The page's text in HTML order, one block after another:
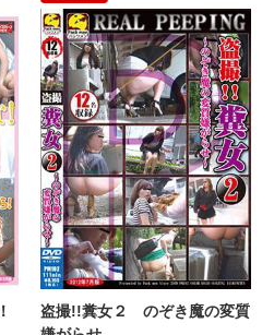
Peeping 夏のエロ股おんな！ 盗
盗撮!!糞女２ のぞき魔の変質